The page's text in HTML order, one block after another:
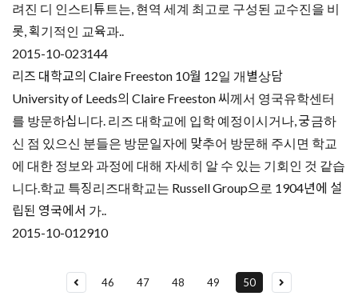
려진 디 인스티튜트는, 현역 세계 최고로 구성된 교수진을 비
롯, 획기적인 교육과..
2015-10-023144
리즈 대학교의 Claire Freeston 10월 12일 개별상담
University of Leeds의 Claire Freeston 씨께서 영국유학센터
를 방문하십니다. 리즈 대학교에 입학 예정이시거나, 궁금하
신 점 있으신 분들은 방문일자에 맞추어 방문해 주시면 학교
에 대한 정보와 과정에 대해 자세히 알 수 있는 기회인 것 같습
니다.학교 특징리즈대학교는 Russell Group으로 1904년에 설
립된 영국에서 가..
2015-10-012910
46 47 48 49 50